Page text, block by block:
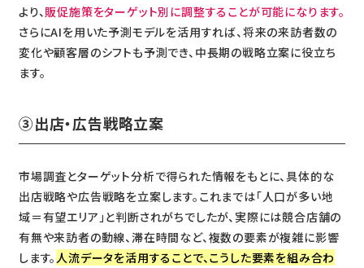
より、 販促施策をターゲット別に調整することが可能になります。
さらにAIを用いた予測モデルを活用すれば、将来の来訪者数の
変化や顧客層のシフトも予測でき、中長期の戦略立案に役立ち
ます。
③出店・広告戦略立案
市場調査とターゲット分析で得られた情報をもとに、具体的な
出店戦略や広告戦略を立案します。これまでは「人口が多い地
域＝有望エリア」と判断されがちでしたが、実際には競合店舗の
有無や来訪者の動線、滞在時間など、複数の要素が複雑に影響
します。 人流データを活用することで、こうした要素を組み合わ